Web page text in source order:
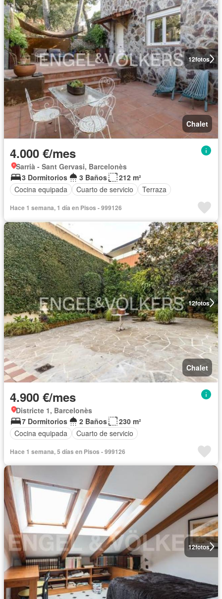
12fotos
Chalet
4.000 €/mes
Sarrià - Sant Gervasi, Barcelonès
3 Dormitorios
3 Baños
212 m²
Cocina equipada
Cuarto de servicio Terraza
Hace 1 semana, 1 día en Pisos - 999126
12fotos
Chalet
4.900 €/mes
Districte 1, Barcelonès
7 Dormitorios
2 Baños
230 m²
Cocina equipada
Cuarto de servicio
Hace 1 semana, 5 días en Pisos - 999126
12fotos